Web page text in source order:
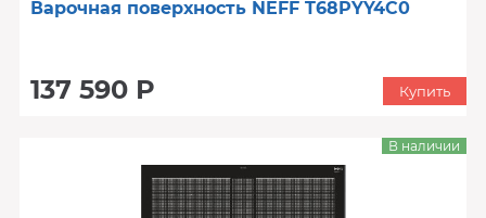
Варочная поверхность NEFF T68PYY4C0
137 590 Р Купить
В наличии